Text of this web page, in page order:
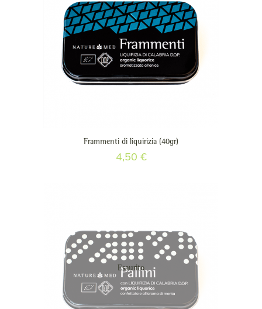
Frammenti di liquirizia (40gr)
4,50 €
Esaurito